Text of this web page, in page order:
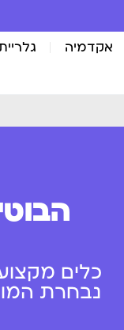
אקדמיה
כלים
נבחרת